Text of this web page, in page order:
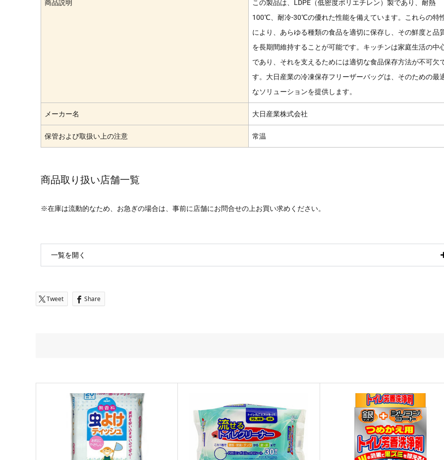
商品説明
この製品は、LDPE（低密度ポリエチレン）製であり、耐熱
100℃、耐冷-30℃の優れた性能を備えています。これらの特
により、あらゆる種類の食品を適切に保存し、その鮮度と品
を長期間維持することが可能です。キッチンは家庭生活の中
であり、それを支えるためには適切な食品保存方法が不可欠
す。大日産業の冷凍保存フリーザーバッグは、そのための最
なソリューションを提供します。
メーカー名 大日産業株式会社
保管および取扱い上の注意 常温
商品取り扱い店舗一覧
※在庫は流動的なため、お急ぎの場合は、事前に店舗にお問合せの上お買い求めください。
一覧を開く
Tweet Share